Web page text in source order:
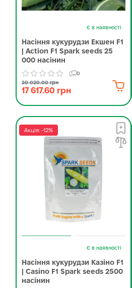
Є в наявності
Насіння кукурудзи Екшен F1
| Action F1 Spark seeds 25
000 насінин
0
20 020.00 грн
17 617.60 грн
Акція: -12%
Є в наявності
Насіння кукурудзи Казіно F1
| Casino F1 Spark seeds 2500
насінин